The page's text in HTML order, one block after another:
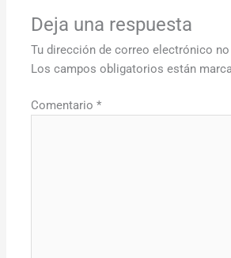
Deja una respuesta
Tu dirección de correo electrónico
Los campos obligatorios están
Comentario*